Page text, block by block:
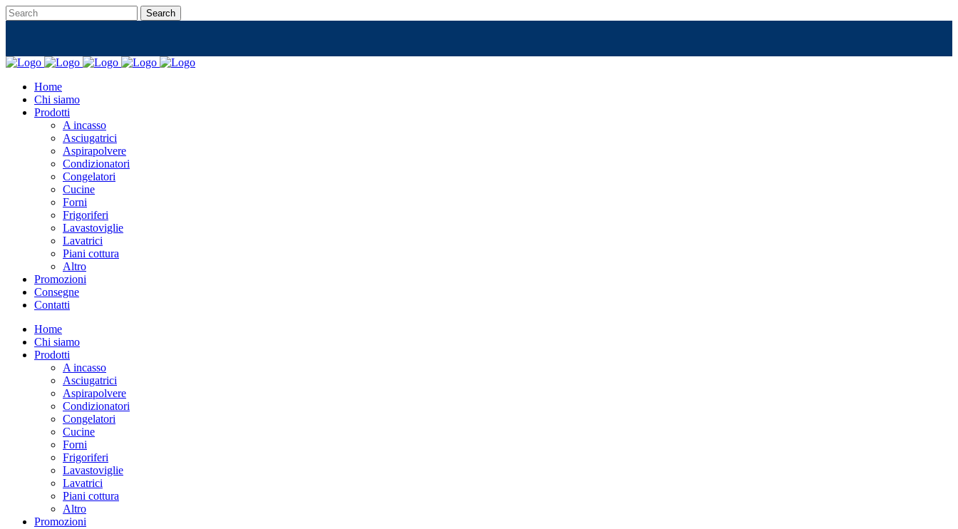
Home
Chi siamo
Prodotti
A incasso
Asciugatrici
Aspirapolvere
Condizionatori
Congelatori
Cucine
Forni
Frigoriferi
Lavastoviglie
Lavatrici
Piani cottura
Altro
Promozioni
Consegne
Contatti
Home
Chi siamo
Prodotti
A incasso
Asciugatrici
Aspirapolvere
Condizionatori
Congelatori
Cucine
Forni
Frigoriferi
Lavastoviglie
Lavatrici
Piani cottura
Altro
Promozioni